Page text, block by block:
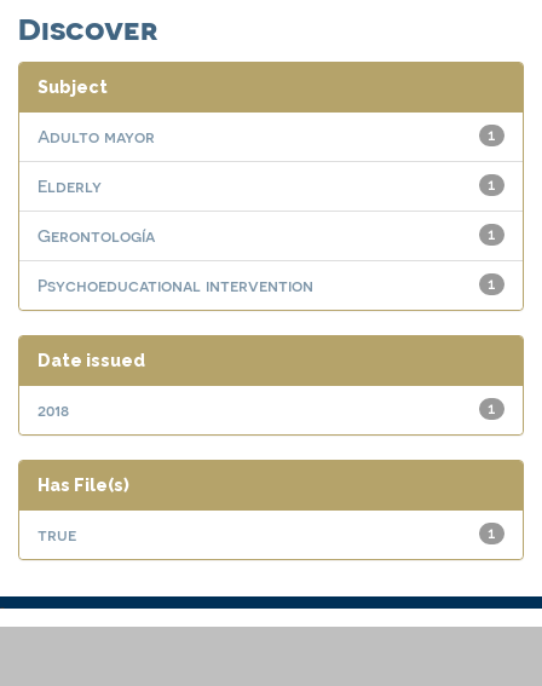
Discover
Subject
1
Adulto mayor
1
Elderly
1
Gerontología
1
Psychoeducational intervention
Date issued
1
2018
Has File(s)
1
true